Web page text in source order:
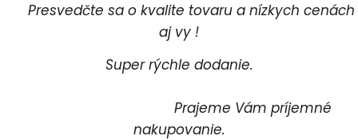
Presvedčte sa o kvalite tovaru a nízkych cenách
aj vy !
Super rýchle dodanie.
Prajeme Vám príjemné
nakupovanie.